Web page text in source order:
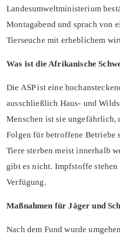
Landesumweltministerium
Montagabend und sprach von
Tierseuche mit erheblichem
Was ist die Afrikanische
Die ASP ist eine
ausschließlich Haus- und
Menschen ist sie
Folgen für betroffene Betriebe
Tiere sterben meist innerhalb
gibt es nicht. Impfstoffe
Verfügung.
Maßnahmen für Jäger und
Nach dem Fund wurde